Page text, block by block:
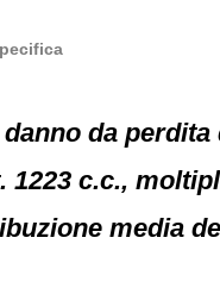
da perdita
1223 c.c.,
media